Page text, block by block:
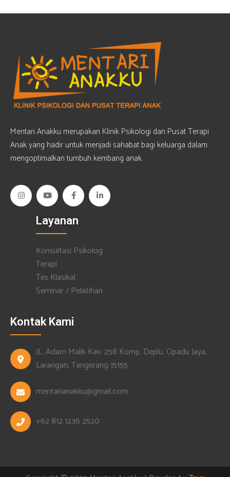
Mentari Anakku merupakan Klinik Psikologi dan Pusat Terapi
Anak yang hadir untuk menjadi sahabat bagi keluarga dalam
mengoptimalkan tumbuh kembang anak.
Layanan
Konsultasi Psikolog
Terapi
Tes Klasikal
Seminar / Pelatihan
Kontak Kami
JL. Adam Malik Kav. 258 Komp. Deplu, Cipadu Jaya,
Larangan, Tangerang 15155
mentarianakku@gmail.com
+62 812 1236 2520